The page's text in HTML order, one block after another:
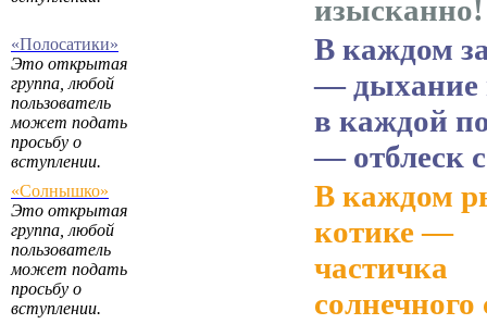
изысканно!
«Полосатики»
Это открытая
группа, любой
пользователь
может подать
просьбу о
вступлении.
В каждом
— дыхание
в каждой
— отблеск
«Солнышко»
Это открытая
группа, любой
пользователь
может подать
просьбу о
вступлении.
В каждом
котике —
частичка
солнечного